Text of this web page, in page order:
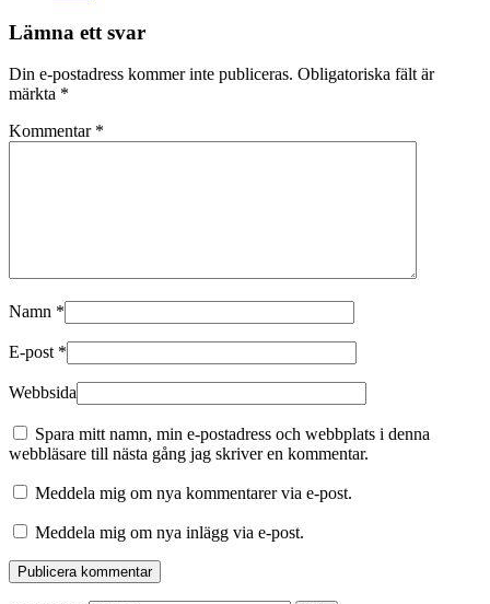
Lämna ett svar
Din e-postadress kommer inte publiceras. Obligatoriska fält är
märkta *
Kommentar *
Namn *
E-post *
Webbsida
Spara mitt namn, min e-postadress och webbplats i denna
webbläsare till nästa gång jag skriver en kommentar.
Meddela mig om nya kommentarer via e-post.
Meddela mig om nya inlägg via e-post.